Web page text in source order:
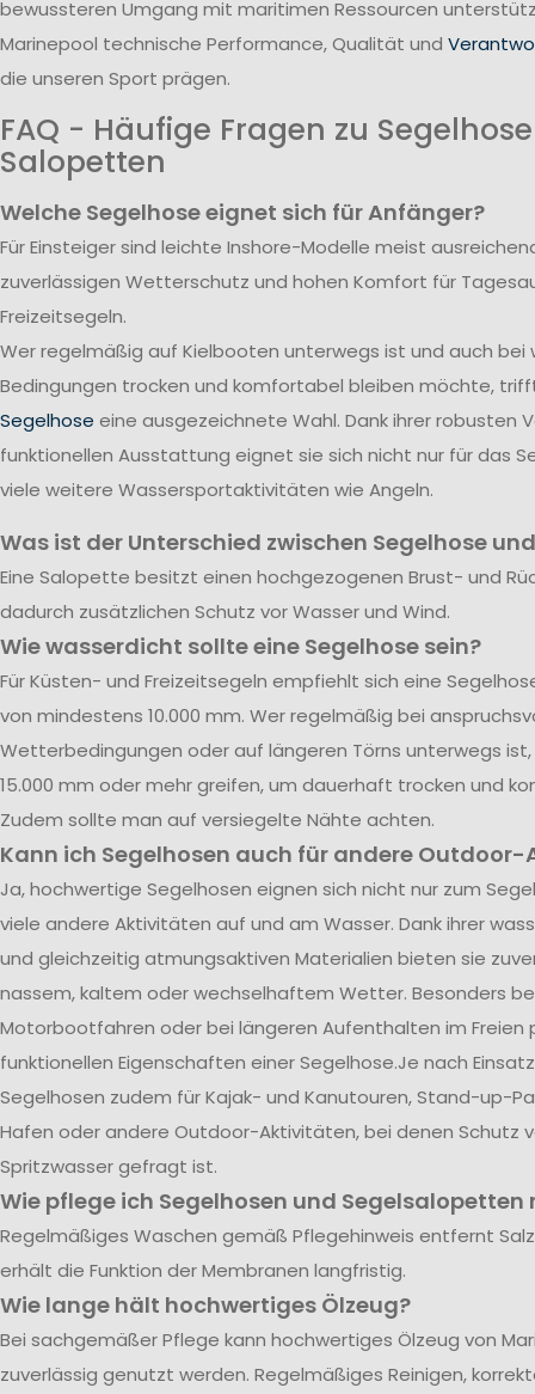
bewussteren Umgang mit maritimen Ressourcen
Marinepool technische Performance, Qualität und
die unseren Sport prägen.
FAQ - Häufige Fragen zu
Salopetten
Welche Segelhose eignet sich für Anfänger?
Für Einsteiger sind leichte Inshore-Modelle meist
zuverlässigen Wetterschutz und hohen Komfort für
Freizeitsegeln.
Wer regelmäßig auf Kielbooten unterwegs ist und auch bei
Bedingungen trocken und komfortabel bleiben möchte,
Segelhose eine ausgezeichnete Wahl. Dank ihrer robusten
funktionellen Ausstattung eignet sie sich nicht nur für das
viele weitere Wassersportaktivitäten wie Angeln.
Was ist der Unterschied zwischen Segelhose
Eine Salopette besitzt einen hochgezogenen Brust- und
dadurch zusätzlichen Schutz vor Wasser und Wind.
Wie wasserdicht sollte eine Segelhose sein?
Für Küsten- und Freizeitsegeln empfiehlt sich eine
von mindestens 10.000 mm. Wer regelmäßig bei
Wetterbedingungen oder auf längeren Törns unterwegs
15.000 mm oder mehr greifen, um dauerhaft trocken und
Zudem sollte man auf versiegelte Nähte achten.
Kann ich Segelhosen auch für andere
Ja, hochwertige Segelhosen eignen sich nicht nur zum
viele andere Aktivitäten auf und am Wasser. Dank ihrer
und gleichzeitig atmungsaktiven Materialien bieten sie
nassem, kaltem oder wechselhaftem Wetter. Besonders
Motorbootfahren oder bei längeren Aufenthalten im Freien
funktionellen Eigenschaften einer Segelhose.Je nach
Segelhosen zudem für Kajak- und Kanutouren, Stand-up-
Hafen oder andere Outdoor-Aktivitäten, bei denen Schutz
Spritzwasser gefragt ist.
Wie pflege ich Segelhosen und Segelsalopetten
Regelmäßiges Waschen gemäß Pflegehinweis entfernt
erhält die Funktion der Membranen langfristig.
Wie lange hält hochwertiges Ölzeug?
Bei sachgemäßer Pflege kann hochwertiges Ölzeug von
zuverlässig genutzt werden. Regelmäßiges Reinigen,